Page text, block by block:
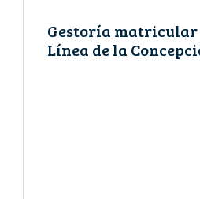
Gestoría matricular
Línea de la